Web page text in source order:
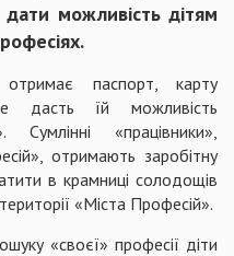
можливість дітям
паспорт, карту
дасть їй можливість
«працівники»,
отримають заробітну
в крамниці солодощів
«Міста Професій».
«своєї» професії діти